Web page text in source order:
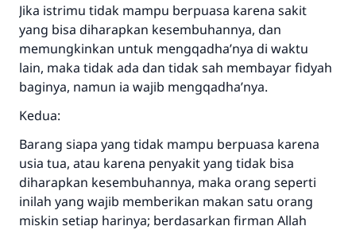
Jika istrimu tidak mampu berpuasa karena sakit
yang bisa diharapkan kesembuhannya, dan
memungkinkan untuk mengqadha’nya di waktu
lain, maka tidak ada dan tidak sah membayar fidyah
baginya, namun ia wajib mengqadha’nya.
Kedua:
Barang siapa yang tidak mampu berpuasa karena
usia tua, atau karena penyakit yang tidak bisa
diharapkan kesembuhannya, maka orang seperti
inilah yang wajib memberikan makan satu orang
miskin setiap harinya; berdasarkan firman Allah